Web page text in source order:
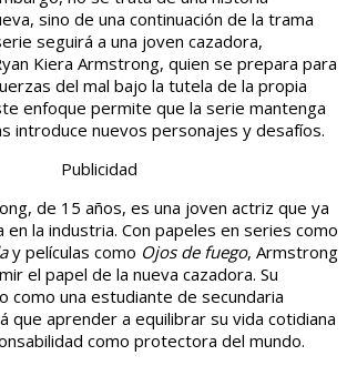
sino de una continuación de la trama
seguirá a una joven cazadora,
Kiera Armstrong, quien se prepara para
del mal bajo la tutela de la propia
enfoque permite que la serie mantenga
introduce nuevos personajes y desafíos.
Publicidad
de 15 años, es una joven actriz que ya
en la industria. Con papeles en series como
y películas como Ojos de fuego, Armstrong
el papel de la nueva cazadora. Su
como una estudiante de secundaria
que aprender a equilibrar su vida cotidiana
como protectora del mundo.